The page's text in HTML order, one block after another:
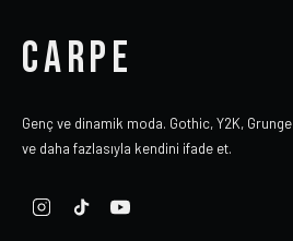
CARPE
Genç ve dinamik moda. Gothic, Y2K, Grunge
ve daha fazlasıyla kendini ifade et.